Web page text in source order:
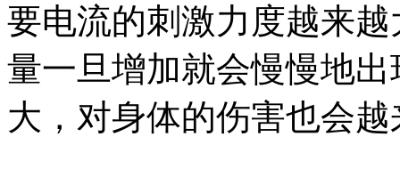
要电流的刺激力度越来
量一旦增加就会慢慢地
大，对身体的伤害也会